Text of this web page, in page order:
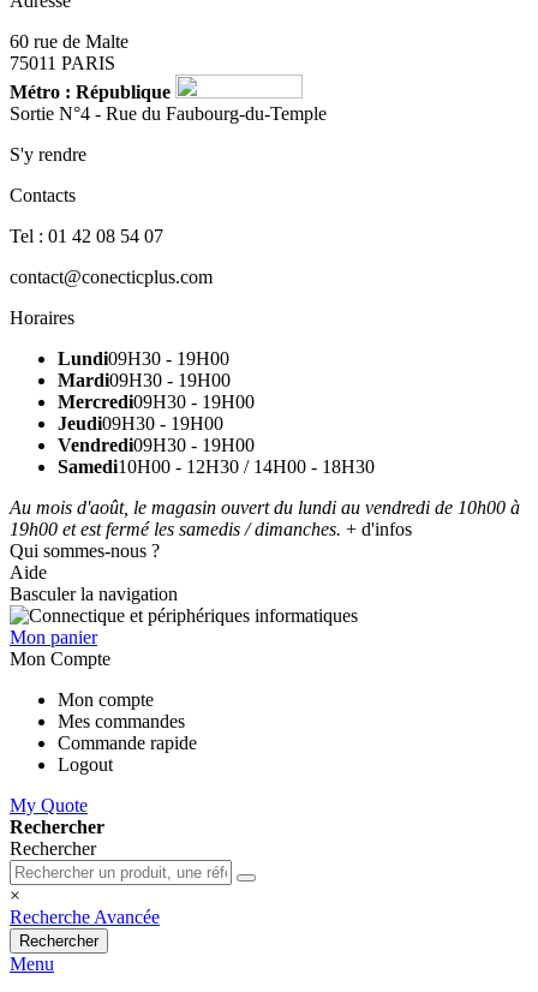
60 rue de Malte
75011 PARIS
Métro : République
Sortie N°4 - Rue du Faubourg-du-Temple
S'y rendre
Contacts
Tel : 01 42 08 54 07
contact@conecticplus.com
Horaires
Lundi09H30 - 19H00
Mardi09H30 - 19H00
Mercredi09H30 - 19H00
Jeudi09H30 - 19H00
Vendredi09H30 - 19H00
Samedi10H00 - 12H30 / 14H00 - 18H30
Au mois d'août, le magasin ouvert du lundi au vendredi de 10h00 à
19h00 et est fermé les samedis / dimanches. + d'infos
Qui sommes-nous ?
Aide
Basculer la navigation
Mon panier
Mon Compte
Mon compte
Mes commandes
Commande rapide
Logout
My Quote
Rechercher
Rechercher
×
Recherche Avancée
Rechercher
Menu